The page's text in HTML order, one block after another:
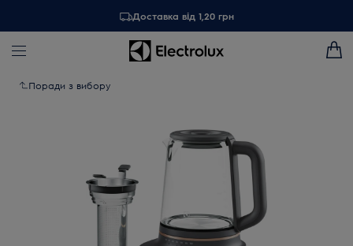
Доставка від 1,20 грн
Поради з вибору